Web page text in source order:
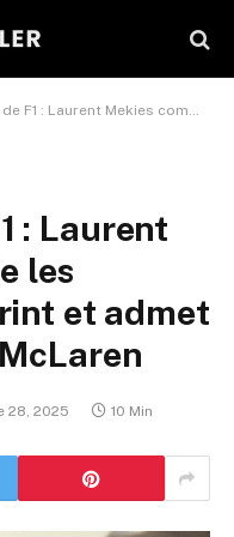
commente les qualifications sprint et admet la supériorité de McLaren
: Laurent
les
et admet
28, 2025 10 Min